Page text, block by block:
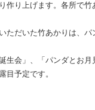
作り上げます。各所で竹
ただいた竹あかりは、パ
生会」、「パンダとお月
目予定です。
と